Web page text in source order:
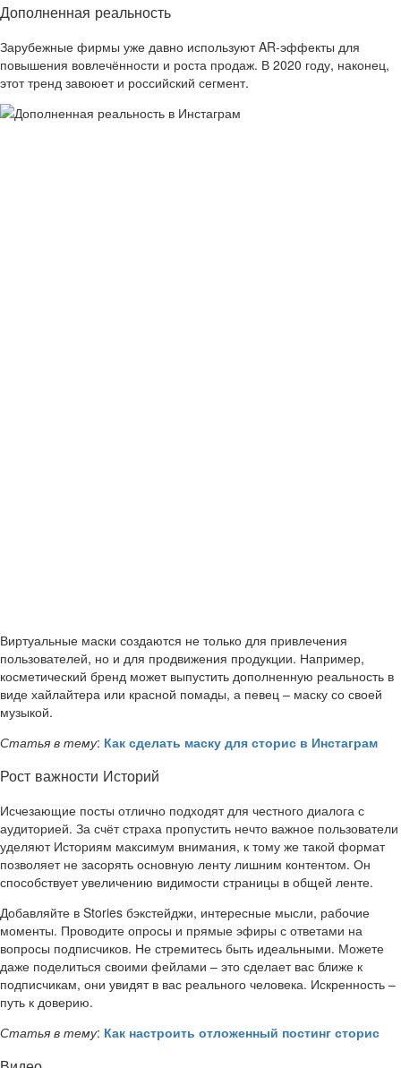
Дополненная реальность
Зарубежные фирмы уже давно используют AR-эффекты для
повышения вовлечённости и роста продаж. В 2020 году, наконец,
этот тренд завоюет и российский сегмент.
Виртуальные маски создаются не только для привлечения
пользователей, но и для продвижения продукции. Например,
косметический бренд может выпустить дополненную реальность в
виде хайлайтера или красной помады, а певец – маску со своей
музыкой.
Статья в тему: Как сделать маску для сторис в Инстаграм
Рост важности Историй
Исчезающие посты отлично подходят для честного диалога с
аудиторией. За счёт страха пропустить нечто важное пользователи
уделяют Историям максимум внимания, к тому же такой формат
позволяет не засорять основную ленту лишним контентом. Он
способствует увеличению видимости страницы в общей ленте.
Добавляйте в Stories бэкстейджи, интересные мысли, рабочие
моменты. Проводите опросы и прямые эфиры с ответами на
вопросы подписчиков. Не стремитесь быть идеальными. Можете
даже поделиться своими фейлами – это сделает вас ближе к
подписчикам, они увидят в вас реального человека. Искренность –
путь к доверию.
Статья в тему: Как настроить отложенный постинг сторис